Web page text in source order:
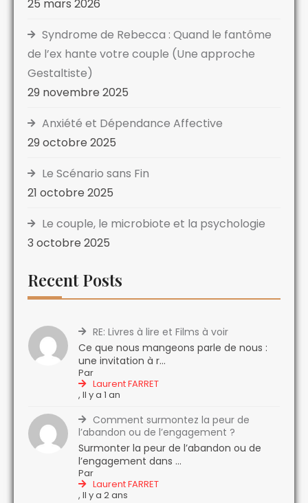
25 mars 2026
Syndrome de Rebecca : Quand le fantôme
de l’ex hante votre couple (Une approche
Gestaltiste)
29 novembre 2025
Anxiété et Dépendance Affective
29 octobre 2025
Le Scénario sans Fin
21 octobre 2025
Le couple, le microbiote et la psychologie
3 octobre 2025
Recent Posts
RE: Livres à lire et Films à voir
Ce que nous mangeons parle de nous :
une invitation à r...
Par
Laurent FARRET
,Il y a 1 an
Comment surmontez la peur de
l’abandon ou de l’engagement ?
Surmonter la peur de l’abandon ou de
l’engagement dans ...
Par
Laurent FARRET
,Il y a 2 ans